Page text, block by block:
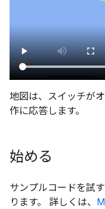
地図は、スイッチが
作に応答します。
始める
サンプルコードを試
ります。 詳しくは、